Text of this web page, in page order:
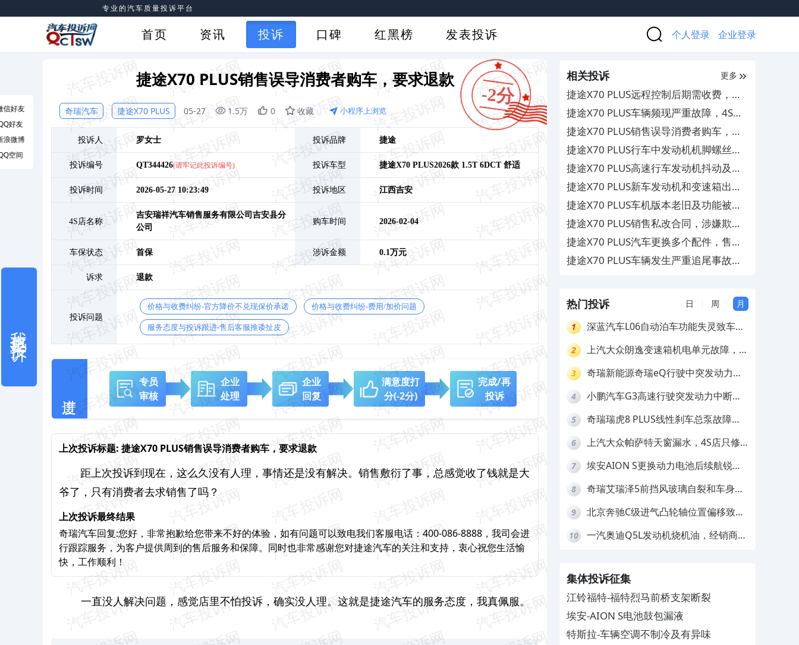
专业的汽车质量投诉平台
首页 资讯 投诉 口碑 红黑榜 发表投诉 个人登录 企业登录
-2分
捷途X70 PLUS销售误导消费者购车，要求退款
奇瑞汽车 捷途X70 PLUS 05-27 1.5万 0 收藏 小程序上浏览
投诉人 罗女士 投诉品牌 捷途
投诉编号 QT344426(请牢记此投诉编号) 投诉车型 捷途X70 PLUS2026款 1.5T 6DCT 舒适
投诉时间 2026-05-27 10:23:49 投诉地区 江西吉安
4S店名称
吉安瑞祥汽车销售服务有限公司吉安县分
公司
购车时间 2026-02-04
车保状态 首保 涉诉金额 0.1万元
诉求 退款
投诉问题
价格与收费纠纷-官方降价不兑现保价承诺 价格与收费纠纷-费用/加价问题
服务态度与投诉跟进-售后客服推诿扯皮
专员
审核
企业
处理
企业
回复
满意度打
分(-2分)
完成/再
投诉
上次投诉标题: 捷途X70 PLUS销售误导消费者购车，要求退款
距上次投诉到现在，这么久没有人理，事情还是没有解决。销售敷衍了事，总感觉收了钱就是大
爷了，只有消费者去求销售了吗？
上次投诉最终结果
奇瑞汽车回复:您好，非常抱歉给您带来不好的体验，如有问题可以致电我们客服电话：400-086-8888，我司会进
行跟踪服务，为客户提供周到的售后服务和保障。同时也非常感谢您对捷途汽车的关注和支持，衷心祝您生活愉
快，工作顺利！
一直没人解决问题，感觉店里不怕投诉，确实没人理。这就是捷途汽车的服务态度，我真佩服。
相关投诉 更多
捷途X70 PLUS远程控制后期需收费，要
求厂家免费开放权限
捷途X70 PLUS车辆频现严重故障，4S店
多次维修仍未解决
捷途X70 PLUS销售误导消费者购车，要
求退款
捷途X70 PLUS行车中发动机机脚螺丝断
裂，导致发动机掉落
捷途X70 PLUS高速行车发动机抖动及失
去动力，险些造成追尾事故
捷途X70 PLUS新车发动机和变速箱出现
严重质量问题，要求厂商退换车
捷途X70 PLUS车机版本老旧及功能被阉
割和喇叭配置与宣传不符，厂家推脱不处
理
捷途X70 PLUS销售私改合同，涉嫌欺骗
消费者
捷途X70 PLUS汽车更换多个配件，售后
服务差
捷途X70 PLUS车辆发生严重追尾事故但
热门投诉 日 周 月
1
深蓝汽车L06自动泊车功能失灵致车辆
2
上汽大众朗逸变速箱机电单元故障，厂
3
奇瑞新能源奇瑞eQ行驶中突发动力受
拒绝三电质保
4
小鹏汽车G3高速行驶突发动力中断，
5
奇瑞瑞虎8 PLUS线性刹车总泵故障，
6
上汽大众帕萨特天窗漏水，4S店只修
7
埃安AION S更换动力电池后续航锐
8
奇瑞艾瑞泽5前挡风玻璃自裂和车身多
9
北京奔驰C级进气凸轮轴位置偏移致发
10
一汽奥迪Q5L发动机烧机油，经销商推
集体投诉征集
江铃福特-福特烈马前桥支架断裂
埃安-AION S电池鼓包漏液
特斯拉-车辆空调不制冷及有异味
信好友
好友
浪微博
空间